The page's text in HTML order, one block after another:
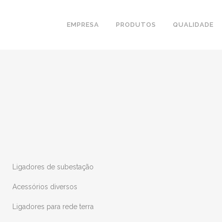
EMPRESA PRODUTOS QUALIDADE
Ligadores de subestação
Acessórios diversos
Ligadores para rede terra